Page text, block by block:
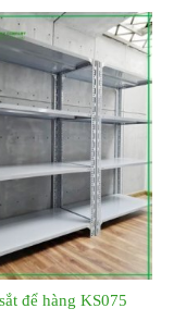
để hàng KS075